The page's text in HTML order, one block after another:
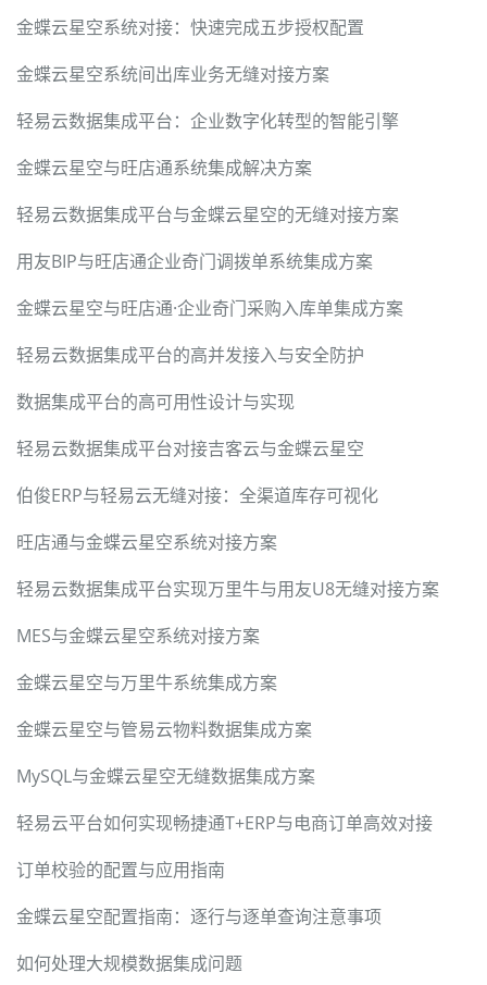
金蝶云星空系统对接：快速完成五步授权配置
金蝶云星空系统间出库业务无缝对接方案
轻易云数据集成平台：企业数字化转型的智能引擎
金蝶云星空与旺店通系统集成解决方案
轻易云数据集成平台与金蝶云星空的无缝对接方案
用友BIP与旺店通企业奇门调拨单系统集成方案
金蝶云星空与旺店通·企业奇门采购入库单集成方案
轻易云数据集成平台的高并发接入与安全防护
数据集成平台的高可用性设计与实现
轻易云数据集成平台对接吉客云与金蝶云星空
伯俊ERP与轻易云无缝对接：全渠道库存可视化
旺店通与金蝶云星空系统对接方案
轻易云数据集成平台实现万里牛与用友U8无缝对接方案
MES与金蝶云星空系统对接方案
金蝶云星空与万里牛系统集成方案
金蝶云星空与管易云物料数据集成方案
MySQL与金蝶云星空无缝数据集成方案
轻易云平台如何实现畅捷通T+ERP与电商订单高效对接
订单校验的配置与应用指南
金蝶云星空配置指南：逐行与逐单查询注意事项
如何处理大规模数据集成问题